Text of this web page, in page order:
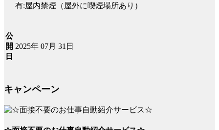
有:屋内禁煙（屋外に喫煙場所あり）
公
開
日
2025年 07月 31日
キャンペーン